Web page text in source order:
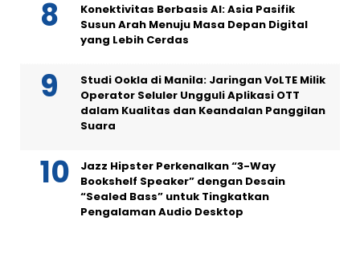
Konektivitas Berbasis AI: Asia Pasifik
Susun Arah Menuju Masa Depan Digital
yang Lebih Cerdas
Studi Ookla di Manila: Jaringan VoLTE Milik
Operator Seluler Ungguli Aplikasi OTT
dalam Kualitas dan Keandalan Panggilan
Suara
Jazz Hipster Perkenalkan “3-Way
Bookshelf Speaker” dengan Desain
“Sealed Bass” untuk Tingkatkan
Pengalaman Audio Desktop